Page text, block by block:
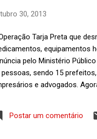
30, 2013
Tarja Preta que
equipamentos
pelo Ministério
pessoas, sendo 15
e advogados.
se as
evidentemente. Ou, no
Postar um comentário